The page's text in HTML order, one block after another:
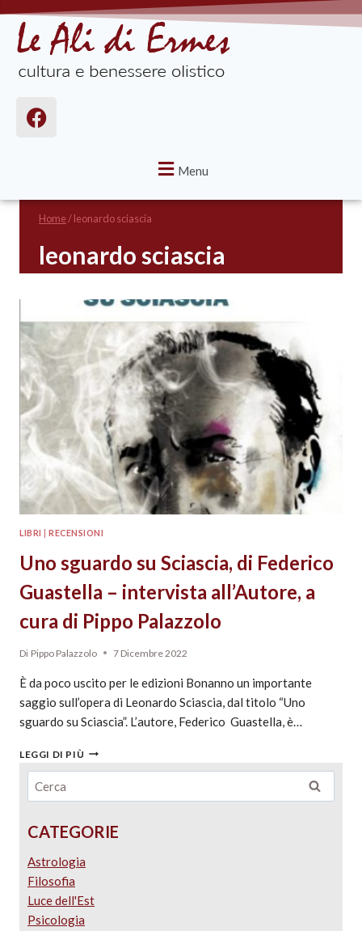
Menu
Home/leonardo sciascia
leonardo sciascia
LIBRI |RECENSIONI
Uno sguardo su Sciascia, di Federico
Guastella – intervista all’Autore, a
cura di Pippo Palazzolo
Di Pippo Palazzolo 7 Dicembre 2022
È da poco uscito per le edizioni Bonanno un importante
saggio sull’opera di Leonardo Sciascia, dal titolo “Uno
sguardo su Sciascia”. L’autore, Federico Guastella, è…
LEGGI DI PIÙ
CATEGORIE
Astrologia
Filosofia
Luce dell'Est
Psicologia